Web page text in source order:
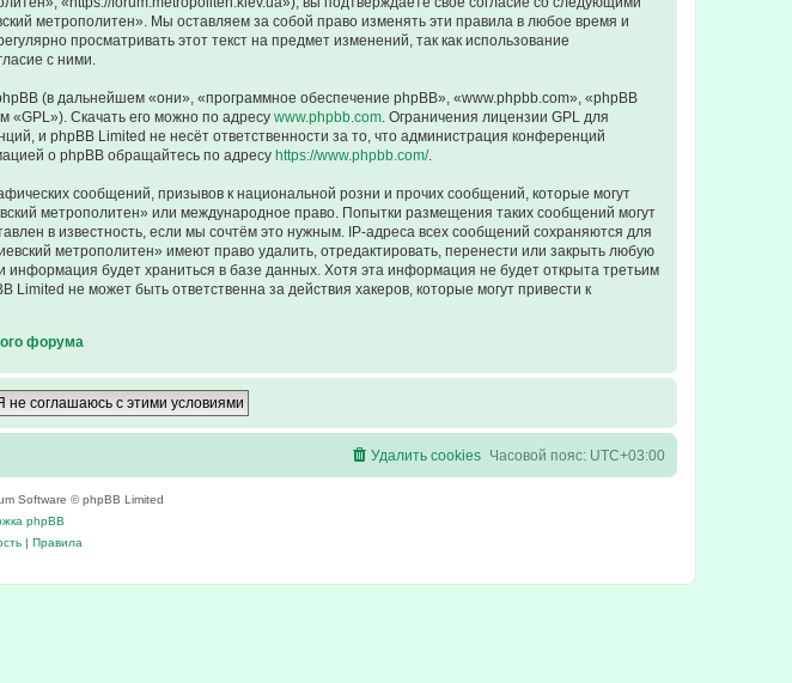
метрополитен». Мы оставляем за собой право изменять эти правила в любое время и
просматривать этот текст на предмет изменений, так как использование
с ними.
(в дальнейшем «они», «программное обеспечение phpBB», «www.phpbb.com», «phpBB
«GPL»). Скачать его можно по адресу www.phpbb.com . Ограничения лицензии GPL для
и phpBB Limited не несёт ответственности за то, что администрация конференций
о phpBB обращайтесь по адресу https://www.phpbb.com/.
сообщений, призывов к национальной розни и прочих сообщений, которые могут
метрополитен» или международное право. Попытки размещения таких сообщений могут
в известность, если мы сочтём это нужным. IP-адреса всех сообщений сохраняются для
метрополитен» имеют право удалить, отредактировать, перенести или закрыть любую
будет храниться в базе данных. Хотя эта информация не будет открыта третьим
не может быть ответственна за действия хакеров, которые могут привести к
форума
Часовой пояс: UTC+03:00
Удалить cookies
Software © phpBB Limited
phpBB
| Правила